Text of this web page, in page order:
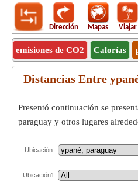
Dirección Mapas Viajar
emisiones de CO2 Calorías
Distancias Entre
Presentó continuación se
paraguay y otros lugares
Ubicación
Ubicación1